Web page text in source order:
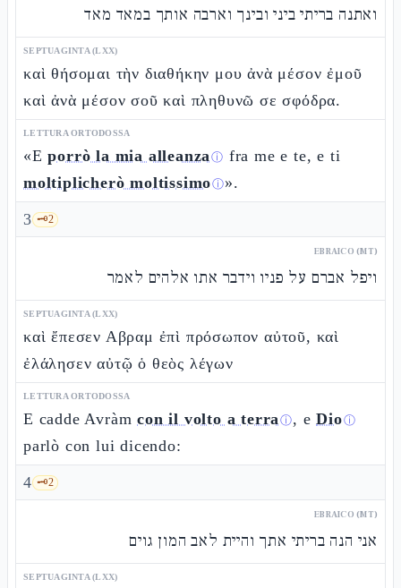
ואתנה בריתי ביני ובינך וארבה אותך במאד מאד
SEPTUAGINTA (LXX)
καὶ θήσομαι τὴν διαθήκην μου ἀνὰ μέσον ἐμοῦ
καὶ ἀνὰ μέσον σοῦ καὶ πληθυνῶ σε σφόδρα.
LETTURA ORTODOSSA
«Eporrò la mia alleanzaⓘ fra me e te, e ti
moltiplicherò moltissimoⓘ».
3 🗝️2
EBRAICO (MT)
ויפל אברם על פניו וידבר אתו אלהים לאמר
SEPTUAGINTA (LXX)
καὶ ἔπεσεν Αβραμ ἐπὶ πρόσωπον αὐτοῦ, καὶ
ἐλάλησεν αὐτῷ ὁ θεὸς λέγων
LETTURA ORTODOSSA
E cadde Avràmcon il volto a terraⓘ, eDioⓘ
parlò con lui dicendo:
4 🗝️2
EBRAICO (MT)
אני הנה בריתי אתך והיית לאב המון גוים
SEPTUAGINTA (LXX)